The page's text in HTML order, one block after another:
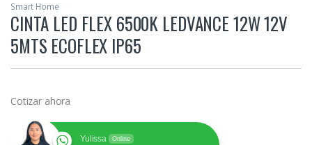
Smart Home
CINTA LED FLEX 6500K LEDVANCE 12W 12V
5MTS ECOFLEX IP65
Cotizar ahora
Yulissa Online